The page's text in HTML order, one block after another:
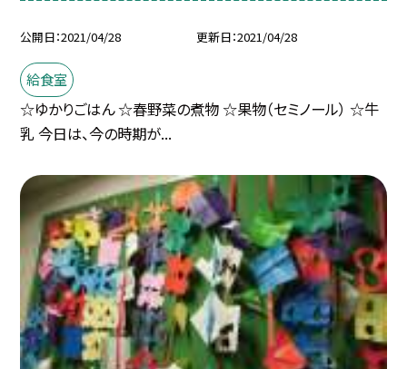
公開日 2021/04/28 更新日 2021/04/28
給食室
☆ゆかりごはん ☆春野菜の煮物 ☆果物（セミノール） ☆牛
乳 今日は、今の時期が...